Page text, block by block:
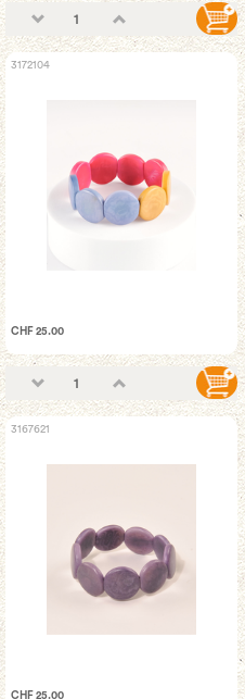
3172104
CHF 25.00
3167621
CHF 25.00